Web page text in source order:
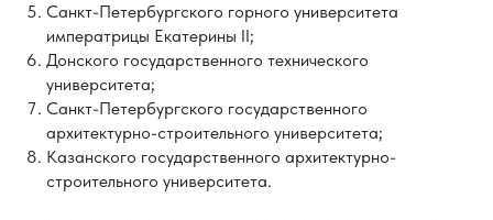
Санкт-Петербургского горного университета
императрицы Екатерины II;
Донского государственного технического
университета;
Санкт-Петербургского государственного
архитектурно-строительного университета;
Казанского государственного архитектурно-
строительного университета.